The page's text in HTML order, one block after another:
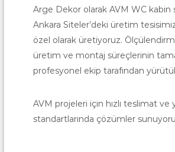
Arge Dekor olarak AVM WC kabin
Ankara Siteler’deki üretim
özel olarak üretiyoruz.
üretim ve montaj süreçlerinin
profesyonel ekip tarafından
AVM projeleri için hızlı teslimat ve
standartlarında çözümler